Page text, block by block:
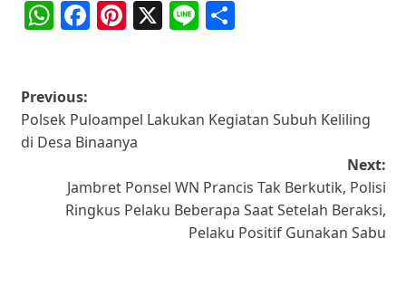
WhatsApp
Facebook
Pinterest
X Line
Post
navigation
Previous:
Polsek Puloampel Lakukan Kegiatan Subuh Keliling
di Desa Binaanya
Next:
Jambret Ponsel WN Prancis Tak Berkutik, Polisi
Ringkus Pelaku Beberapa Saat Setelah Beraksi,
Pelaku Positif Gunakan Sabu